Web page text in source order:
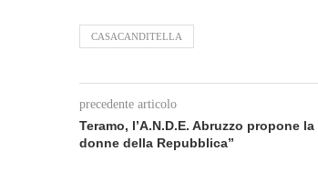
CASACANDITELLA
precedente articolo
Teramo, l’A.N.D.E. Abruzzo propone
donne della Repubblica”